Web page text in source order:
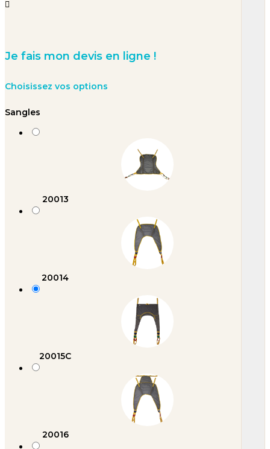

Je fais mon devis en ligne !
Choisissez vos options
Sangles
20013
20014
20015C
20016